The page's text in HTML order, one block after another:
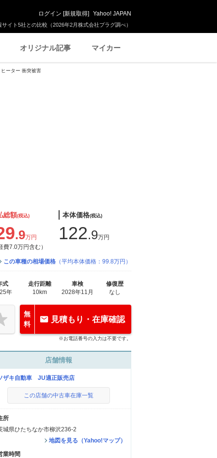
イト5社との比較（2026年2月株式会社プラグ調べ）
ログイン [新規取得] Yahoo! JAPAN
オリジナル記事 マイカー
ーター 衝突被害
総額(税込)
.9万円
費7.0万円含む）
本体価格(税込)
122.9万円
この車種の相場価格 （平均本体価格：99.8万円）
式
年
走行距離
10km
車検
2028年11月
修復歴
なし
無
料
見積もり・在庫確認
※お電話番号の入力は不要です。
店舗情報
ザキ自動車 JU適正販売店
この店舗の中古車在庫一覧
所
城県ひたちなか市柳沢236-2
地図を見る（Yahoo!マップ）
業時間